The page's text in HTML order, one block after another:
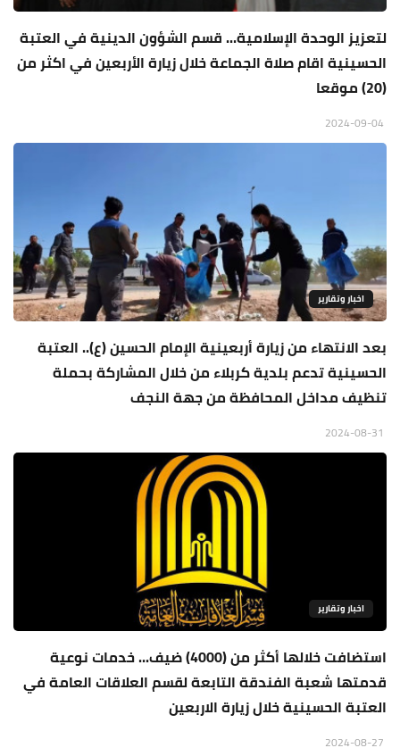
لتعزيز الوحدة الإسلامية... قسم الشؤون الدينية في العتبة
الحسينية اقام صلاة الجماعة خلال زيارة الأربعين في اكثر من
(20) موقعا
اخبار وتقارير
بعد الانتهاء من زيارة أربعينية الإمام الحسين (ع).. العتبة
الحسينية تدعم بلدية كربلاء من خلال المشاركة بحملة
تنظيف مداخل المحافظة من جهة النجف
اخبار وتقارير
استضافت خلالها أكثر من (4000) ضيف... خدمات نوعية
قدمتها شعبة الفندقة التابعة لقسم العلاقات العامة في
العتبة الحسينية خلال زيارة الاربعين